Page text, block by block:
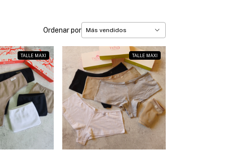
Ordenar por
TALLE MAXI TALLE MAXI